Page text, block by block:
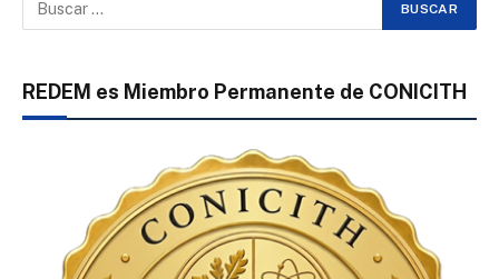
REDEM es Miembro Permanente de CONICITH